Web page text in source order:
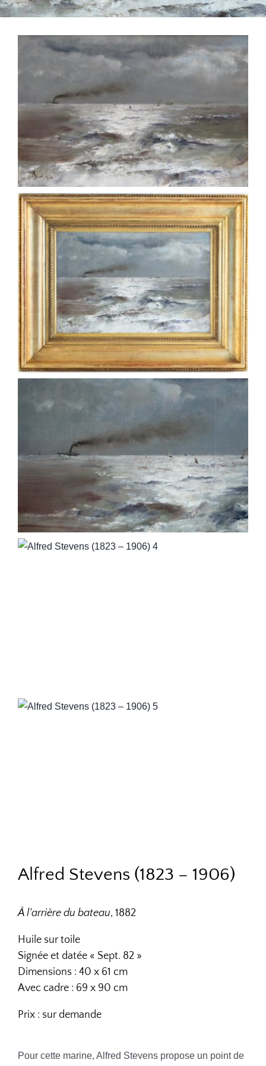
QUI SOMMES-NOUS
Alfred Stevens (1823 – 1906)
À l’arrière du bateau, 1882
Huile sur toile
Signée et datée « Sept. 82 »
Dimensions : 40 x 61 cm
Avec cadre : 69 x 90 cm
Prix : sur demande
Pour cette marine, Alfred Stevens propose un point de